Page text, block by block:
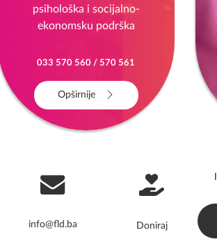
psihološka i socijalno-
ekonomsku podrška
033 570 560 / 570 561
Opširnije
info@fld.ba Doniraj